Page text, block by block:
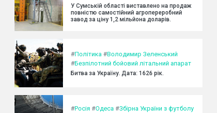
У Сумській області виставлено на продаж
повністю самостійний агропереробний
завод за ціну 1,2 мільйона доларів.
#Політика #Володимир Зеленський
#Безпілотний бойовий літальний апарат
Битва за Україну. Дата: 1626 рік.
#Росія #Одеса #Збірна України з футболу